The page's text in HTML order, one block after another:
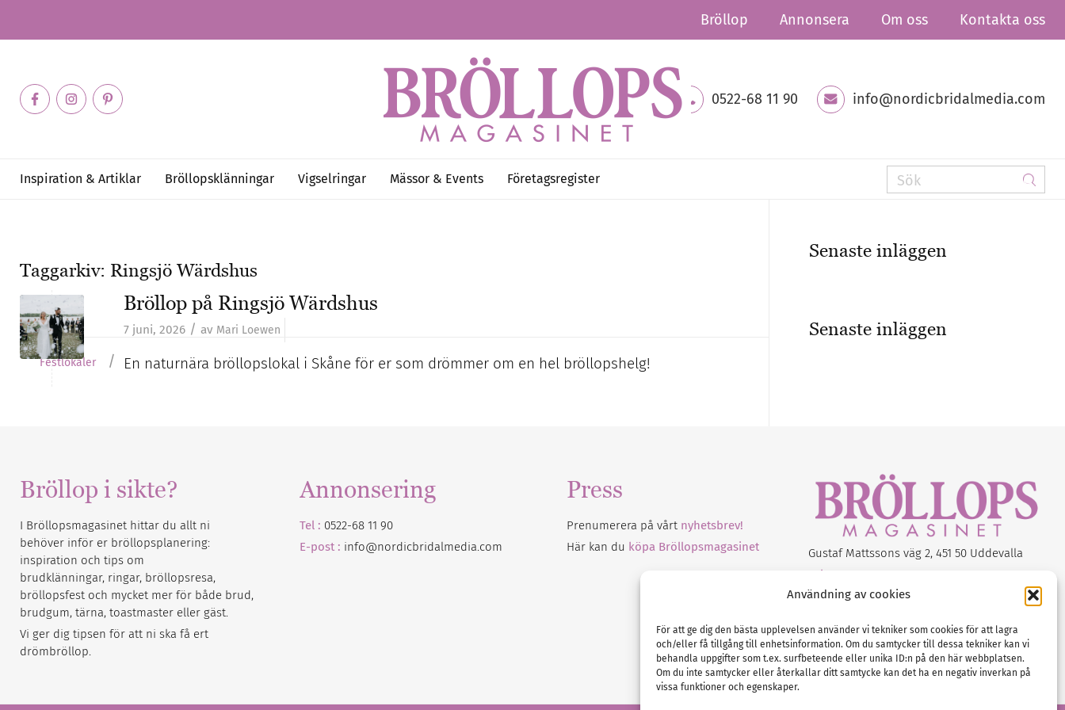
Användning av cookies
För att ge dig den bästa upplevelsen använder vi tekniker som cookies för att lagra
och/eller få tillgång till enhetsinformation. Om du samtycker till dessa tekniker kan vi
behandla uppgifter som t.ex. surfbeteende eller unika ID:n på den här webbplatsen.
Om du inte samtycker eller återkallar ditt samtycke kan det ha en negativ inverkan på
vissa funktioner och egenskaper.
Bröllop Annonsera Om oss Kontakta oss
0522-68 11 90 info@nordicbridalmedia.com
Inspiration & Artiklar Bröllopsklänningar Vigselringar Mässor & Events Företagsregister
Taggarkiv: Ringsjö Wärdshus
Bröllop på Ringsjö Wärdshus
7 juni, 2026 / av Mari Loewen
En naturnära bröllopslokal i Skåne för er som drömmer om en hel bröllopshelg!
Festlokaler /
Senaste inläggen
Senaste inläggen
Bröllop i sikte?
I Bröllopsmagasinet hittar du allt ni
behöver inför er bröllopsplanering:
inspiration och tips om
brudklänningar, ringar, bröllopsresa,
bröllopsfest och mycket mer för både brud,
brudgum, tärna, toastmaster eller gäst.
Vi ger dig tipsen för att ni ska få ert
drömbröllop.
Annonsering
Tel : 0522-68 11 90
E-post : info@nordicbridalmedia.com
Press
Prenumerera på vårt nyhetsbrev!
Här kan du köpa Bröllopsmagasinet
Gustaf Mattssons väg 2, 451 50 Uddevalla
Tel :
E-post:info@nordicbridalmedia.com
(c) All rights reserved.
Org.nr: SE 5171000119